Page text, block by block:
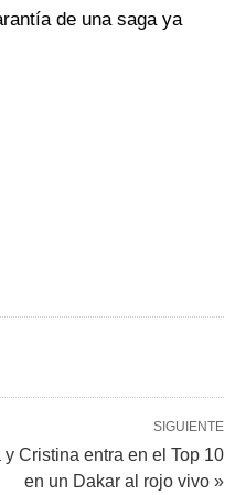
de una saga ya
SIGUIENTE
Cristina entra en el Top 10
en un Dakar al rojo vivo »